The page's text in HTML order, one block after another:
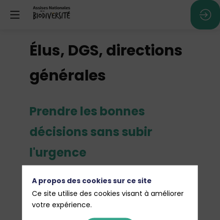
Élus, DGS, directions
générales
Prendre les bonnes
décisions sans subir
l'urgence
Prenez de la hauteur sur les enjeux
climatiques et santé de votre
A propos des cookies sur ce site
Ce site utilise des cookies visant à améliorer
votre expérience.